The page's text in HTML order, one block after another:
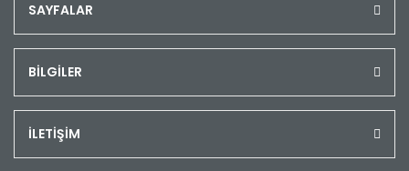
SAYFALAR
BİLGİLER
İLETİŞİM